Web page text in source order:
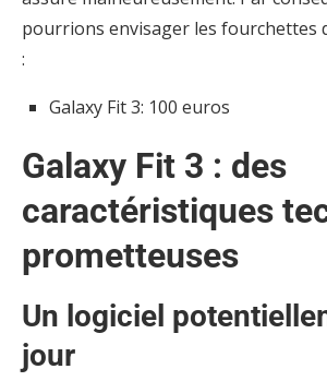
pourrions envisager les fourchettes
:
Galaxy Fit 3: 100 euros
Galaxy Fit 3 : des
caractéristiques
prometteuses
Un logiciel
jour